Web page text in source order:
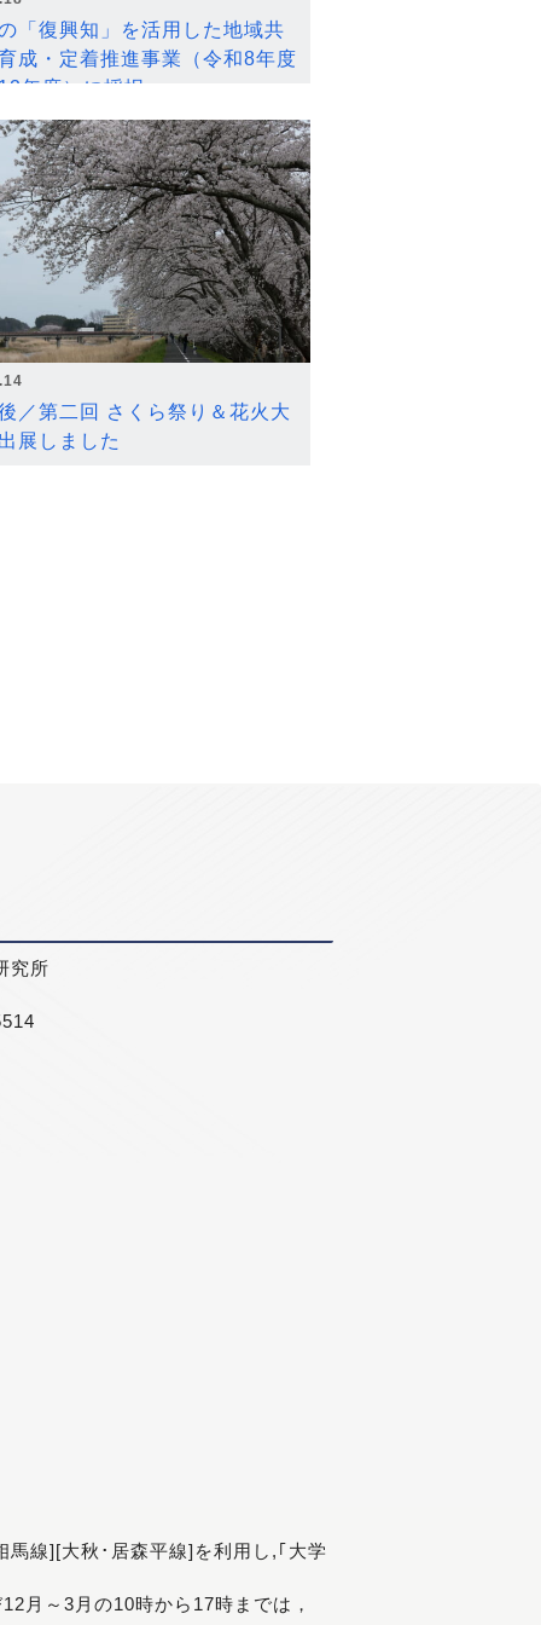
「復興知」を活用した地域共
成・定着推進事業（令和8年度
年度）に採択
／第二回 さくら祭り＆花火大
展しました
究所
線][大秋･居森平線]を利用し,｢大学
月～3月の10時から17時までは，